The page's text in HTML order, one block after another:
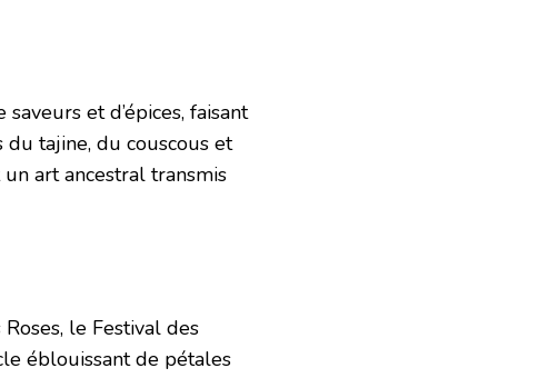
et d’épices, faisant
tajine, du couscous et
art ancestral transmis
le Festival des
éblouissant de pétales